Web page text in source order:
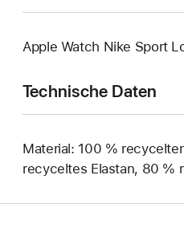
Apple Watch Nike Sport
Technische Daten
Material: 100 %
recyceltes Elastan, 80 %